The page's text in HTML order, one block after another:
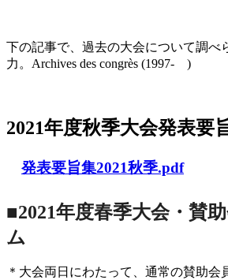
下の記事で、過去の大会について調べ
力。Archives des congrès (1997- )
2021年度秋季大会発表要
発表要旨集2021秋季.pdf
■2021年度春季大会・賛
ム
＊大会両日にわたって、通常の賛助会